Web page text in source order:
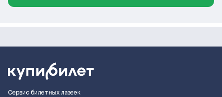
Сервис билетных лазеек